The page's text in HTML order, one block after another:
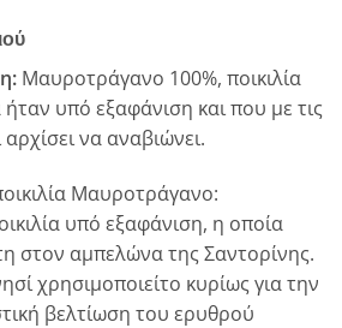
Μαυροτράγανο 100%, ποικιλία
υπό εξαφάνιση και που με τις
να αναβιώνει.
Μαυροτράγανο:
υπό εξαφάνιση, η οποία
στον αμπελώνα της Σαντορίνης.
χρησιμοποιείτο κυρίως για την
βελτίωση του ερυθρού